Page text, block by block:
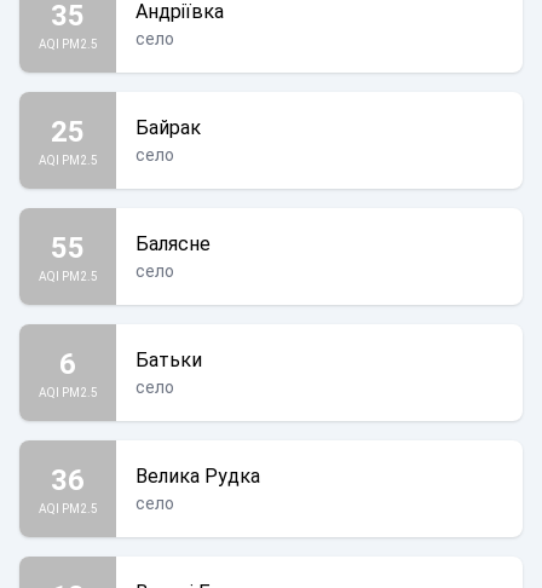
35
AQI PM2.5
Андріївка
село
25
AQI PM2.5
Байрак
село
55
AQI PM2.5
Балясне
село
6
AQI PM2.5
Батьки
село
36
AQI PM2.5
Велика Рудка
село